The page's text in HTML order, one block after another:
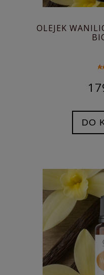
OLEJEK
DO